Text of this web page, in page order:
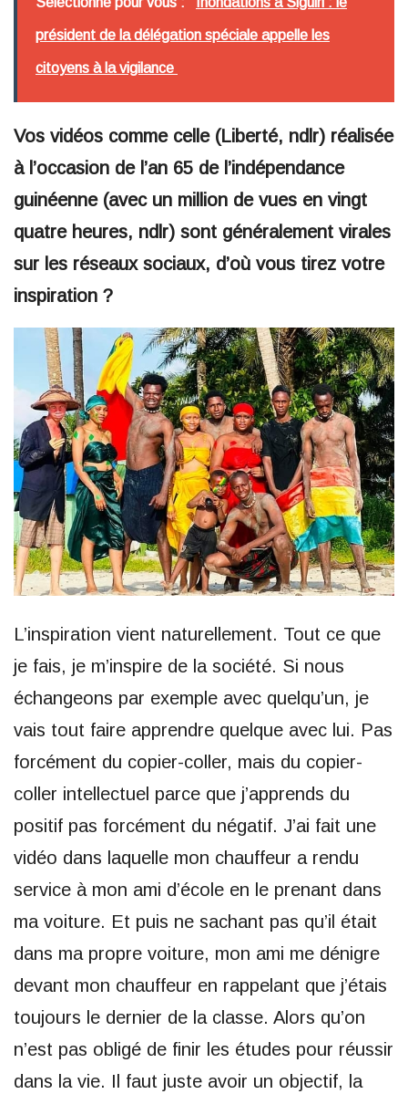
président de la délégation spéciale appelle les
citoyens à la vigilance
Vos vidéos comme celle (Liberté, ndlr) réalisée
à l’occasion de l’an 65 de l’indépendance
guinéenne (avec un million de vues en vingt
quatre heures, ndlr) sont généralement virales
sur les réseaux sociaux, d’où vous tirez votre
inspiration ?
L’inspiration vient naturellement. Tout ce que
je fais, je m’inspire de la société. Si nous
échangeons par exemple avec quelqu’un, je
vais tout faire apprendre quelque avec lui. Pas
forcément du copier-coller, mais du copier-
coller intellectuel parce que j’apprends du
positif pas forcément du négatif. J’ai fait une
vidéo dans laquelle mon chauffeur a rendu
service à mon ami d’école en le prenant dans
ma voiture. Et puis ne sachant pas qu’il était
dans ma propre voiture, mon ami me dénigre
devant mon chauffeur en rappelant que j’étais
toujours le dernier de la classe. Alors qu’on
n’est pas obligé de finir les études pour réussir
dans la vie. Il faut juste avoir un objectif, la